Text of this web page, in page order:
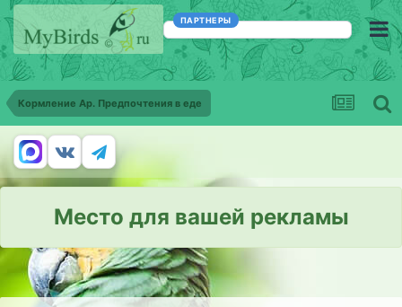
ПАРТНЕРЫ
Кормление Ар. Предпочтения в еде
Место для вашей рекламы